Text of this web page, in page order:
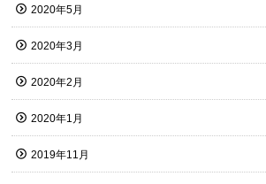
2020年5月
2020年3月
2020年2月
2020年1月
2019年11月